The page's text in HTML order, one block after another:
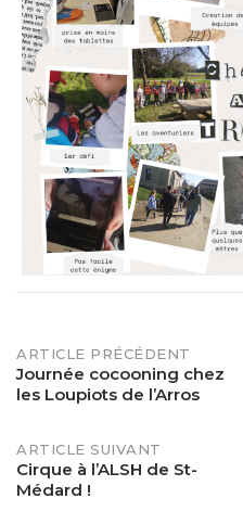
POST
NAVIGATION
ARTICLE PRÉCÉDENT
Journée cocooning chez
les Loupiots de l’Arros
ARTICLE SUIVANT
Cirque à l’ALSH de St-
Médard !